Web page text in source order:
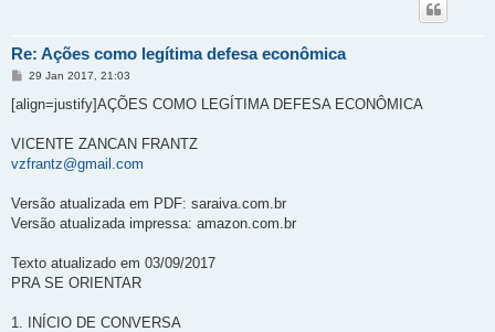
Re: Ações como legítima defesa econômica
M
n
g
m
29 Jan 2017, 21:03
[align=justify]AÇÕES COMO LEGÍTIMA DEFESA ECONÔMICA
VICENTE ZANCAN FRANTZ
vzfrantz@gmail.com
Versão atualizada em PDF: saraiva.com.br
Versão atualizada impressa: amazon.com.br
Texto atualizado em 03/09/2017
PRA SE ORIENTAR
1. INÍCIO DE CONVERSA